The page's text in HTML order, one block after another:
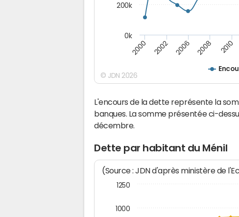
2000 2002 2006 2008 2010
0k
200k
© JDN 2026
L'encours de la dette représente la
banques. La somme présentée ci-
décembre.
Dette par habitant du Ménil
(Source : JDN d'après ministère de
1000
1250